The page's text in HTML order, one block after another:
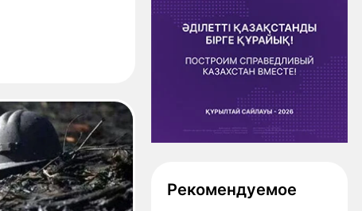
Рекомендуемое